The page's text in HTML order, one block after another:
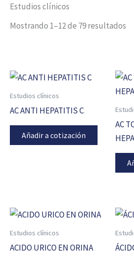
Estudios clínicos
Mostrando 1–12 de 79 resultados
Estudios clínicos
AC ANTI HEPATITIS C
Añadir a cotización
AC
Estudios clínicos
ACIDO URICO EN ORINA